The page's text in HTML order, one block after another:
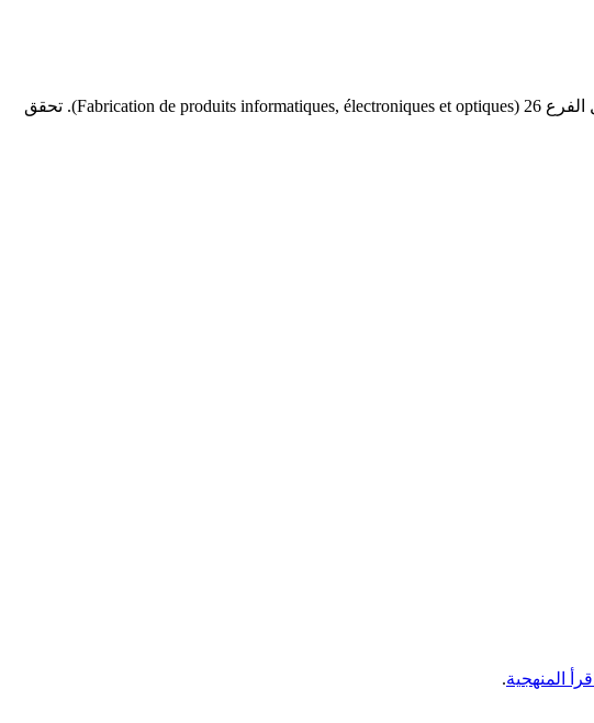
يستخدم رمز NMA 2630 (Fabrication d’équipements de communication) عندما يطابق النشاط الرئيسي هذا الوصف بدقة داخل الفرع 26 (Fabrication de produits informatiques, électroniques et optiques). تحقق
اقرأ المنهجية.